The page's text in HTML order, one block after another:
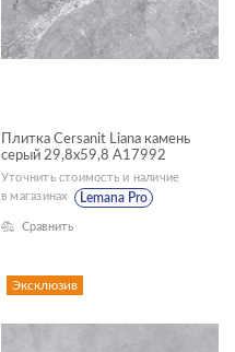
Плитка Cersanit Liana камень
серый 29,8x59,8 A17992
Уточнить стоимость и наличие
в магазинах
Lemana Pro
Сравнить
Эксклюзив